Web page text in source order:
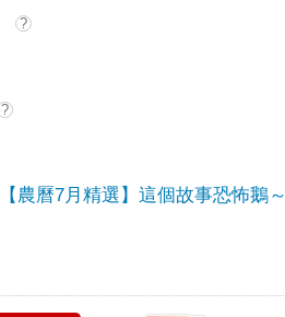
?
?
【農曆7月精選】這個故事恐怖鵝～